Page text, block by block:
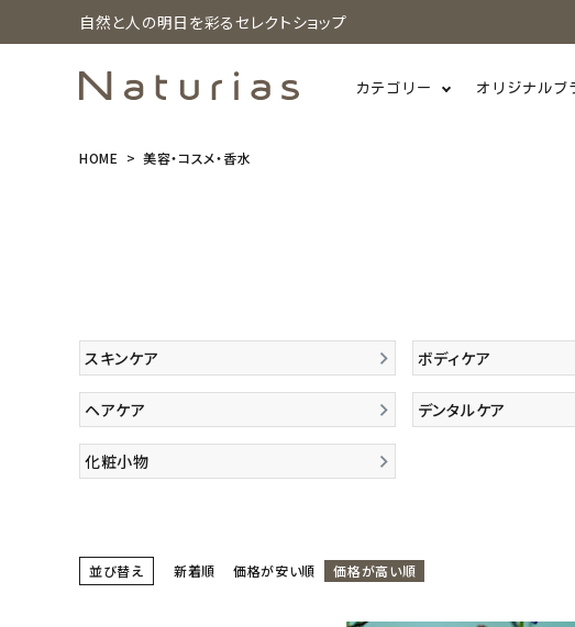
自然と人の明日を彩るセレクトショップ
カテゴリー オリジナルブ
カテゴリーから探す
美容・コスメ・香水
衛生用品
フェムケア
HOME 美容・コスメ・香水
スキンケア
ボディケア
ヘアケア デンタルケア
化粧小物
並び替え 新着順 価格が安い順 価格が高い順